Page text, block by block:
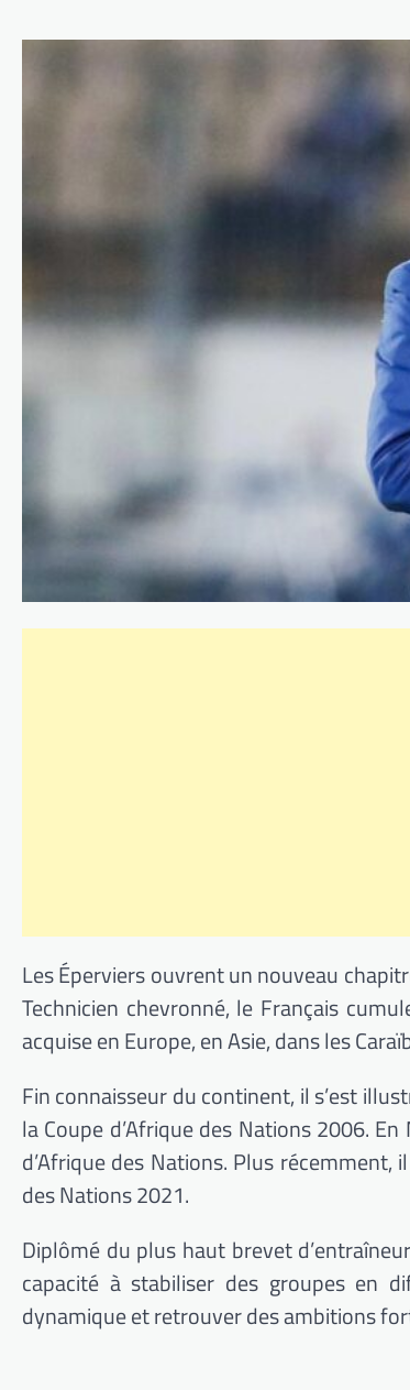
Les Éperviers ouvrent un nouveau
Technicien chevronné, le Français
acquise en Europe, en Asie, dans les
Fin connaisseur du continent, il s’est
laCoupe d’Afrique des Nations 2006. En
d’Afrique des Nations. Plus récemment,
des Nations 2021.
Diplômé du plus haut brevet
capacité à stabiliser des groupes en
dynamique et retrouver des ambitions